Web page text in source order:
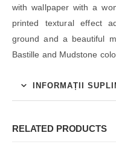
with wallpaper with a
printed textural effect
ground and a beautiful
Bastille and Mudstone
INFORMAȚII
RELATED PRODUCTS